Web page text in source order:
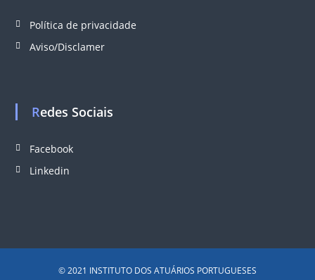
Política de privacidade
Aviso/Disclamer
Redes Sociais
Facebook
Linkedin
© 2021 INSTITUTO DOS ATUÁRIOS PORTUGUESES